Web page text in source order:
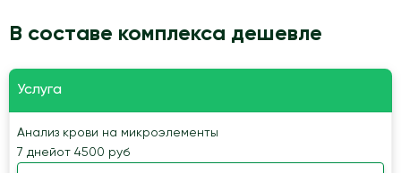
В составе комплекса дешевле
Услуга
Анализ крови на микроэлементы
7 днейот 4500 руб